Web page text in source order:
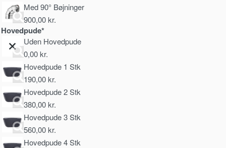
Med 90° Bøjninger
900,00kr.
Hovedpude*
Uden Hovedpude
0,00kr.
Hovedpude 1 Stk
190,00kr.
Hovedpude 2 Stk
380,00kr.
Hovedpude 3 Stk
560,00kr.
Hovedpude 4 Stk